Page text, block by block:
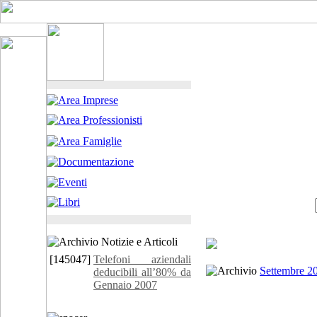
[145047] Telefoni aziendali
deducibili all’80% da
Gennaio 2007
Settembre